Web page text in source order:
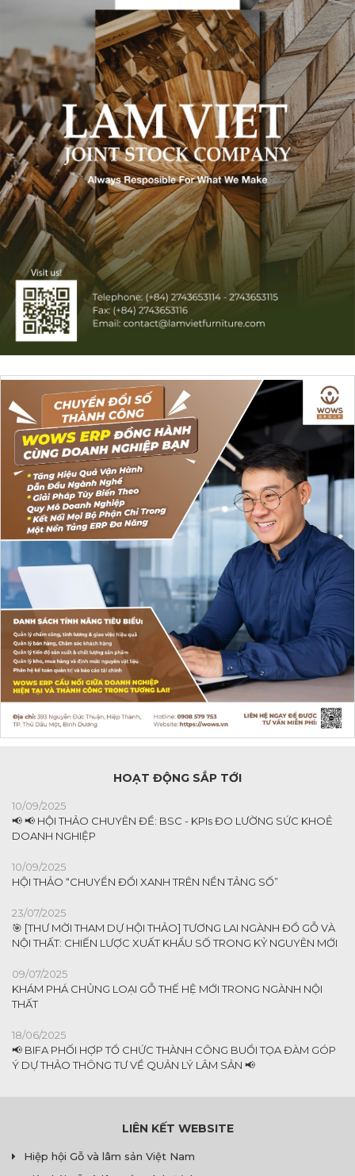
HOẠT ĐỘNG SẮP TỚI
10/09/2025
📢 📢 HỘI THẢO CHUYÊN ĐỀ: BSC - KPIs ĐO LƯỜNG SỨC KHOẺ
DOANH NGHIỆP
10/09/2025
HỘI THẢO “CHUYỂN ĐỔI XANH TRÊN NỀN TẢNG SỐ”
23/07/2025
🎯 [THƯ MỜI THAM DỰ HỘI THẢO] TƯƠNG LAI NGÀNH ĐỒ GỖ VÀ
NỘI THẤT: CHIẾN LƯỢC XUẤT KHẨU SỐ TRONG KỶ NGUYÊN MỚI
09/07/2025
KHÁM PHÁ CHỦNG LOẠI GỖ THẾ HỆ MỚI TRONG NGÀNH NỘI
THẤT
18/06/2025
📢 BIFA PHỐI HỢP TỔ CHỨC THÀNH CÔNG BUỔI TỌA ĐÀM GÓP
Ý DỰ THẢO THÔNG TƯ VỀ QUẢN LÝ LÂM SẢN 📢
LIÊN KẾT WEBSITE
Hiệp hội Gỗ và lâm sản Việt Nam